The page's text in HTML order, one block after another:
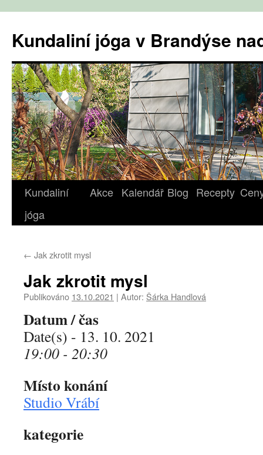
obsahu
webu
Kundaliní jóga v Brandýse
Kundaliní
jóga
Akce Kalendář Blog Recepty
← Jak zkrotit mysl
Jak zkrotit mysl
Publikováno 13.10.2021 | Autor: Šárka Handlová
Datum / čas
Date(s) - 13. 10. 2021
19:00 - 20:30
Místo konání
Studio Vrábí
kategorie